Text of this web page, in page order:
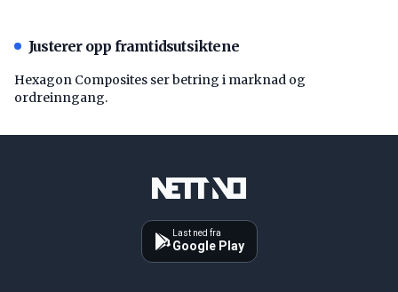
Justerer opp framtidsutsiktene
Hexagon Composites ser betring i marknad og
ordreinngang.
Last ned fra
Google Play